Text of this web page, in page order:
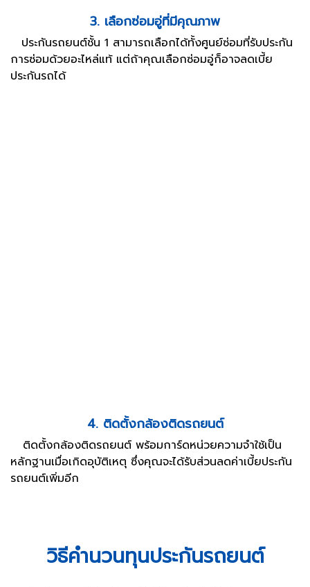
3. เลือกซ่อมอู่ที่มีคุณภาพ
ประกันรถยนต์ชั้น 1 สามารถเลือกได้ทั้งศูนย์ซ่อมที่รับประกัน
การซ่อมด้วยอะไหล่แท้ แต่ถ้าคุณเลือกซ่อมอู่ก็อาจลดเบี้ย
ประกันรถได้
4. ติดตั้งกล้องติดรถยนต์
ติดตั้งกล้องติดรถยนต์ พร้อมการ์ดหน่วยความจำใช้เป็น
หลักฐานเมื่อเกิดอุบัติเหตุ ซึ่งคุณจะได้รับส่วนลดค่าเบี้ยประกัน
รถยนต์เพิ่มอีก
วิธีคำนวนทุนประกันรถยนต์